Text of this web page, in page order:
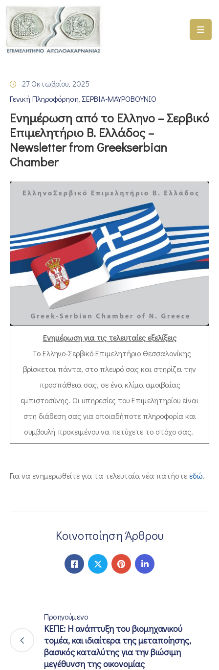
ΑΡΧΙΚΗ
ΓΕΜΗ
–
ΠΡΟΓΡΑΜΜΑΤΑ
ΕΠΙΜΕΛΗΤΗΡΙΟΥ
ΣΥΜΜΕΤΟΧΗ
ΕΤΑΙΡΕΙΕΣ
ΕΠΙΚΟΙΝΩΝΙΑ
27 Οκτωβρίου, 2025
Γενική Πληροφόρηση‚ ΣΕΡΒΙΑ-ΜΑΥΡΟΒΟΥΝΙΟ
Ενημέρωση από το Ελληνο – Σερβικό
Επιμελητήριο Β. Ελλάδος –
Newsletter from Greekserbian
Chamber
Ενημέρωση για τις τελευταίες εξελίξεις
Το Ελληνο-Σερβικό Επιμελητήριο Θεσσαλονίκης
βρίσκεται πάντα, στο πλευρό σας και στηρίζει την
προσπάθεια σας, σε ένα κλίμα αμοιβαίας
εμπιστοσύνης. Οι υπηρεσίες του Επιμελητηρίου είναι
στη διάθεση σας για οποιαδήποτε πληροφορία και
συμβουλή προκειμένου να πετύχετε το στόχο σας.
Για να ενημερωθείτε για τα τελευταία νέα πατήστεεδώ.
Κοινοποίηση Άρθρου
Προηγούμενο
ΚΕΠΕ: Η ανάπτυξη του βιομηχανικού
τομέα, και ιδιαίτερα της μεταποίησης,
βασικός καταλύτης για την βιώσιμη
μεγέθυνση της οικονομίας